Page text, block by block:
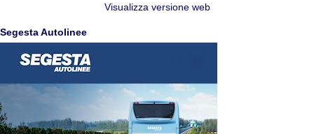
Visualizza versione web
Segesta Autolinee